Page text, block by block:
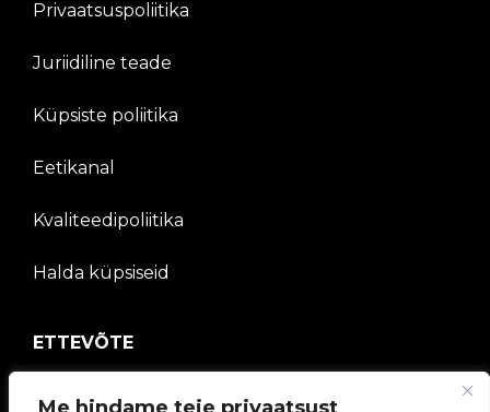
Privaatsuspoliitika
Juriidiline teade
Küpsiste poliitika
Eetikanal
Kvaliteedipoliitika
Halda küpsiseid
ETTEVÕTE
V2C kogukond